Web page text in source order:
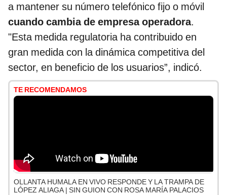
a mantener su número telefónico fijo o móvil
cuando cambia de empresa operadora.
"Esta medida regulatoria ha contribuido en
gran medida con la dinámica competitiva del
sector, en beneficio de los usuarios”, indicó.
TE RECOMENDAMOS
OLLANTA HUMALA EN VIVO RESPONDE Y LA TRAMPA DE
LÓPEZ ALIAGA | SIN GUION CON ROSA MARÍA PALACIOS